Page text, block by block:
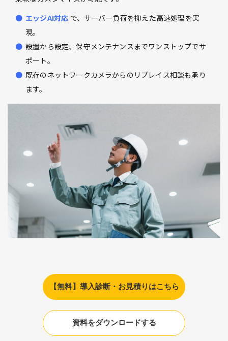
エッジAI対応 で、サーバー負荷を抑えた高速処理を実
現。
設置から設定、保守メンテナンスまでワンストップでサ
ポート。
既存のネットワークカメラからのリプレイス相談も承り
ます。
【無料】導入診断・お見積りはこちら
資料をダウンロードする